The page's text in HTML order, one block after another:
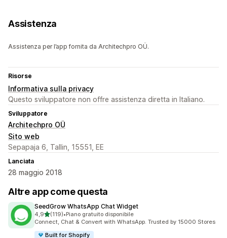
Assistenza
Assistenza per l’app fornita da Architechpro OÜ.
Risorse
Informativa sulla privacy
Questo sviluppatore non offre assistenza diretta in Italiano.
Sviluppatore
Architechpro OÜ
Sito web
Sepapaja 6, Tallin, 15551, EE
Lanciata
28 maggio 2018
Altre app come questa
SeedGrow WhatsApp Chat Widget
4,9stelle su 5
(119)
119 recensioni totali
•Piano gratuito disponibile
Connect, Chat & Convert with WhatsApp. Trusted by 15000 Stores
Built for Shopify